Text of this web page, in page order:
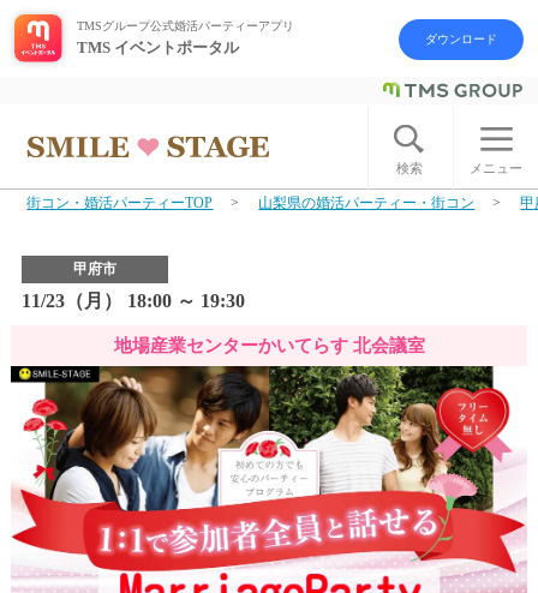
ログイン アカウント登録
今週の婚活パーティー
婚活パーティーの流れ
よくあるご質問
アフターアプローチとは
お問い合わせ
利用規約
TMSグループ公式婚活パーティーアプリ
TMS イベントポータル ダウンロード
検索 メニュー
街コン・婚活パーティーTOP 山梨県の婚活パーティー・街コン 甲
甲府市
11/23（月） 18:00 ～ 19:30
地場産業センターかいてらす 北会議室